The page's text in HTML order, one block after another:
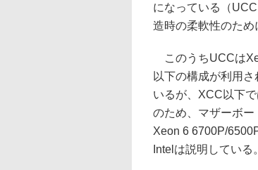
になっている（
造時の柔軟性のため
このうちUCCは
以下の構成が利用
いるが、XCC以下
のため、マザーボー
Xeon 6 6700P/
Intelは説明している。